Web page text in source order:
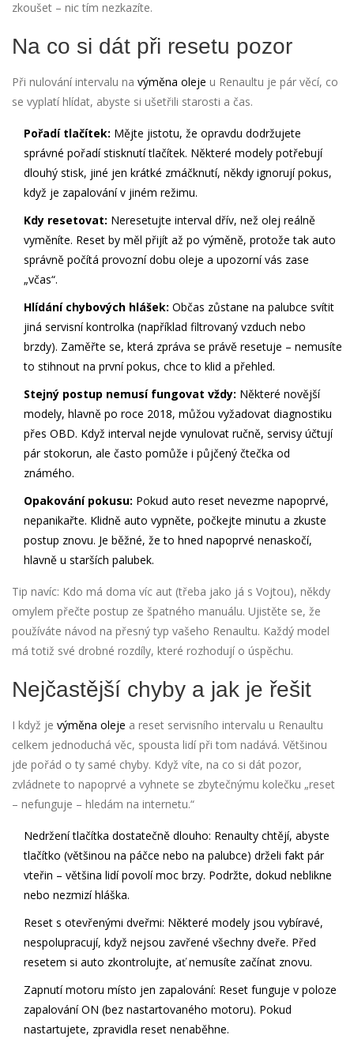
zkoušet – nic tím nezkazíte.
Na co si dát při resetu pozor
Při nulování intervalu na výměna oleje u Renaultu je pár věcí, co
se vyplatí hlídat, abyste si ušetřili starosti a čas.
Pořadí tlačítek: Mějte jistotu, že opravdu dodržujete
správné pořadí stisknutí tlačítek. Některé modely potřebují
dlouhý stisk, jiné jen krátké zmáčknutí, někdy ignorují pokus,
když je zapalování v jiném režimu.
Kdy resetovat: Neresetujte interval dřív, než olej reálně
vyměníte. Reset by měl přijít až po výměně, protože tak auto
správně počítá provozní dobu oleje a upozorní vás zase
„včas“.
Hlídání chybových hlášek: Občas zůstane na palubce svítit
jiná servisní kontrolka (například filtrovaný vzduch nebo
brzdy). Zaměřte se, která zpráva se právě resetuje – nemusíte
to stihnout na první pokus, chce to klid a přehled.
Stejný postup nemusí fungovat vždy: Některé novější
modely, hlavně po roce 2018, můžou vyžadovat diagnostiku
přes OBD. Když interval nejde vynulovat ručně, servisy účtují
pár stokorun, ale často pomůže i půjčený čtečka od
známého.
Opakování pokusu: Pokud auto reset nevezme napoprvé,
nepanikařte. Klidně auto vypněte, počkejte minutu a zkuste
postup znovu. Je běžné, že to hned napoprvé nenaskočí,
hlavně u starších palubek.
Tip navíc: Kdo má doma víc aut (třeba jako já s Vojtou), někdy
omylem přečte postup ze špatného manuálu. Ujistěte se, že
používáte návod na přesný typ vašeho Renaultu. Každý model
má totiž své drobné rozdíly, které rozhodují o úspěchu.
Nejčastější chyby a jak je řešit
I když je výměna oleje a reset servisního intervalu u Renaultu
celkem jednoduchá věc, spousta lidí při tom nadává. Většinou
jde pořád o ty samé chyby. Když víte, na co si dát pozor,
zvládnete to napoprvé a vyhnete se zbytečnýmu kolečku „reset
– nefunguje – hledám na internetu.“
Nedržení tlačítka dostatečně dlouho: Renaulty chtějí, abyste
tlačítko (většinou na páčce nebo na palubce) drželi fakt pár
vteřin – většina lidí povolí moc brzy. Podržte, dokud neblikne
nebo nezmizí hláška.
Reset s otevřenými dveřmi: Některé modely jsou vybíravé,
nespolupracují, když nejsou zavřené všechny dveře. Před
resetem si auto zkontrolujte, ať nemusíte začínat znovu.
Zapnutí motoru místo jen zapalování: Reset funguje v poloze
zapalování ON (bez nastartovaného motoru). Pokud
nastartujete, zpravidla reset nenaběhne.